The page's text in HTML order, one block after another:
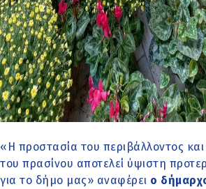
«Η προστασία του περιβάλλοντος
του πρασίνου αποτελεί ύψιστη
για το δήμο μας» αναφέρει ο